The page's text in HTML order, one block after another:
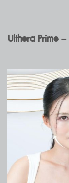
Ulthera Prime –